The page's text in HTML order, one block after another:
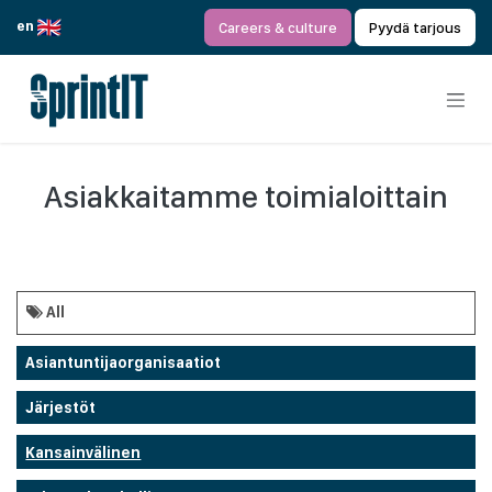
en
Careers & culture Pyydä tarjous
Asiakkaitamme toimialoittain
All
Asiantuntijaorganisaatiot
Järjestöt
Kansainvälinen